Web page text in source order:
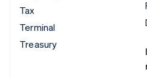
Tax
Terminal
Treasury